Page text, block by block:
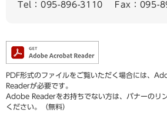
Tel：095-896-3110
Fax：095-
PDF形式のファイルをご覧いただく場合には、
Readerが必要です。
Adobe Readerをお持ちでない方は、バナーのリ
ください。（無料）